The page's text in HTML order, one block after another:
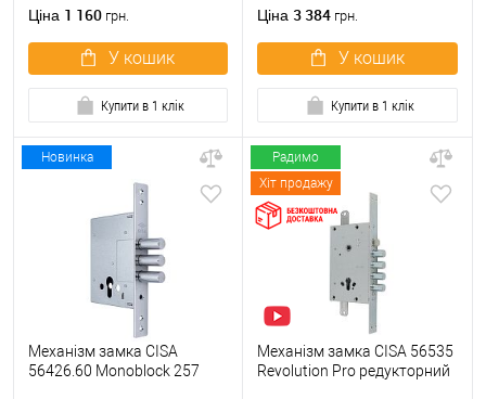
Ціна 1 160 грн.
У кошик
Купити в 1 клік
Ціна 3 384 грн.
У кошик
Купити в 1 клік
Новинка
Механізм замка CISA
56426.60 Monoblock 257
Радимо
Хіт продажу
Механізм замка CISA 56535
Revolution Pro редукторний